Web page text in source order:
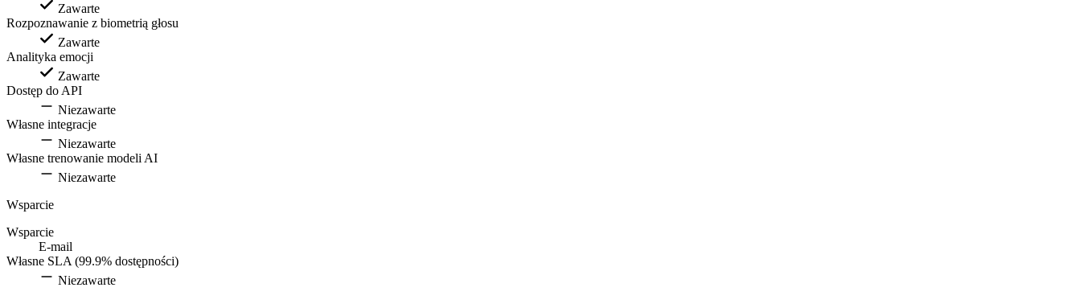
Zawarte
Rozpoznawanie z biometrią głosu
Zawarte
Analityka emocji
Zawarte
Dostęp do API
Niezawarte
Własne integracje
Niezawarte
Własne trenowanie modeli AI
Niezawarte
Wsparcie
Wsparcie
E-mail
Własne SLA (99.9% dostępności)
Niezawarte